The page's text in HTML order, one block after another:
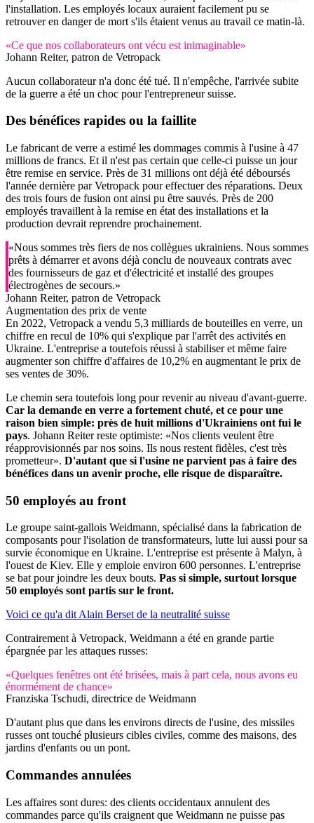
l'installation. Les employés locaux auraient facilement pu se
retrouver en danger de mort s'ils étaient venus au travail ce matin-là.
«Ce que nos collaborateurs ont vécu est inimaginable»
Johann Reiter, patron de Vetropack
Aucun collaborateur n'a donc été tué. Il n'empêche, l'arrivée subite
de la guerre a été un choc pour l'entrepreneur suisse.
Des bénéfices rapides ou la faillite
Le fabricant de verre a estimé les dommages commis à l'usine à 47
millions de francs. Et il n'est pas certain que celle-ci puisse un jour
être remise en service. Près de 31 millions ont déjà été déboursés
l'année dernière par Vetropack pour effectuer des réparations. Deux
des trois fours de fusion ont ainsi pu être sauvés. Près de 200
employés travaillent à la remise en état des installations et la
production devrait reprendre prochainement.
«Nous sommes très fiers de nos collègues ukrainiens. Nous sommes
prêts à démarrer et avons déjà conclu de nouveaux contrats avec
des fournisseurs de gaz et d'électricité et installé des groupes
électrogènes de secours.»
Johann Reiter, patron de Vetropack
Augmentation des prix de vente
En 2022, Vetropack a vendu 5,3 milliards de bouteilles en verre, un
chiffre en recul de 10% qui s'explique par l'arrêt des activités en
Ukraine. L'entreprise a toutefois réussi à stabiliser et même faire
augmenter son chiffre d'affaires de 10,2% en augmentant le prix de
ses ventes de 30%.
Le chemin sera toutefois long pour revenir au niveau d'avant-guerre.
Car la demande en verre a fortement chuté, et ce pour une
raison bien simple: près de huit millions d'Ukrainiens ont fui le
pays. Johann Reiter reste optimiste: «Nos clients veulent être
réapprovisionnés par nos soins. Ils nous restent fidèles, c'est très
prometteur». D'autant que si l'usine ne parvient pas à faire des
bénéfices dans un avenir proche, elle risque de disparaître.
50 employés au front
Le groupe saint-gallois Weidmann, spécialisé dans la fabrication de
composants pour l'isolation de transformateurs, lutte lui aussi pour sa
survie économique en Ukraine. L'entreprise est présente à Malyn, à
l'ouest de Kiev. Elle y emploie environ 600 personnes. L'entreprise
se bat pour joindre les deux bouts. Pas si simple, surtout lorsque
50 employés sont partis sur le front.
Voici ce qu'a dit Alain Berset de la neutralité suisse
Contrairement à Vetropack, Weidmann a été en grande partie
épargnée par les attaques russes:
«Quelques fenêtres ont été brisées, mais à part cela, nous avons eu
énormément de chance»
Franziska Tschudi, directrice de Weidmann
D'autant plus que dans les environs directs de l'usine, des missiles
russes ont touché plusieurs cibles civiles, comme des maisons, des
jardins d'enfants ou un pont.
Commandes annulées
Les affaires sont dures: des clients occidentaux annulent des
commandes parce qu'ils craignent que Weidmann ne puisse pas